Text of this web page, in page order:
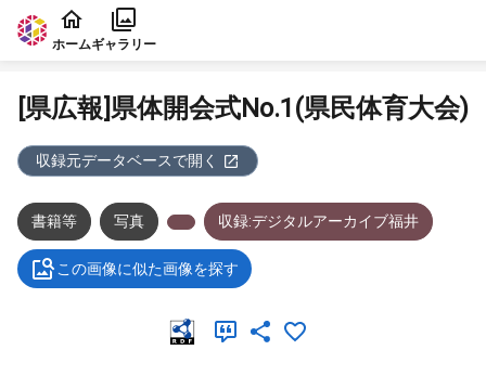
本文に飛ぶ
ホームギャラリー
[県広報]県体開会式No.1(県民体育大会)
収録元データベースで開く
書籍等 写真 収録:デジタルアーカイブ福井
この画像に似た画像を探す